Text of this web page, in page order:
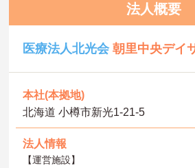
法人概要
医療法人北光会朝里中央デイ
本社(本拠地)
北海道 小樽市新光1-21-5
法人情報
【運営施設】